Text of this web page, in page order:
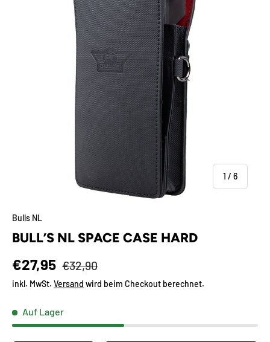
1 / von
6
Bulls NL
BULL’S NL SPACE CASE HARD
Verkaufspreis
€27,95 Normaler Preis
€32,90
inkl. MwSt. Versand wird beim Checkout berechnet.
Auf Lager